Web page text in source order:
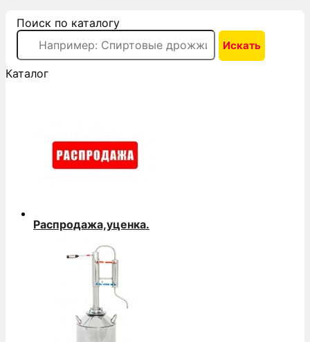
Поиск по каталогу
Каталог
Распродажа,уценка.